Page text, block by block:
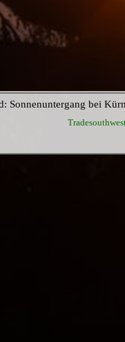
Sonnenuntergang bei